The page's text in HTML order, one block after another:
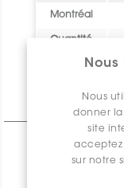
Nous
donner
site
acceptez
sur notre
Montréal
Quantité